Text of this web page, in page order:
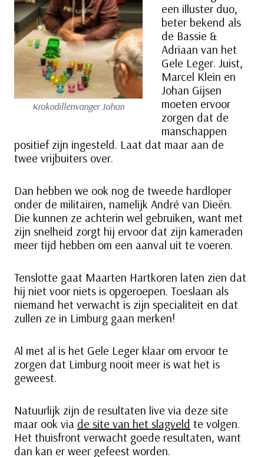
Krokodillenvanger Johan
een illuster duo,
beter bekend als
de Bassie &
Adriaan van het
Gele Leger. Juist,
Marcel Klein en
Johan Gijsen
moeten ervoor
zorgen dat de
manschappen
positief zijn ingesteld. Laat dat maar aan de
twee vrijbuiters over.
Dan hebben we ook nog de tweede hardloper
onder de militairen, namelijk André van Dieën.
Die kunnen ze achterin wel gebruiken, want met
zijn snelheid zorgt hij ervoor dat zijn kameraden
meer tijd hebben om een aanval uit te voeren.
Tenslotte gaat Maarten Hartkoren laten zien dat
hij niet voor niets is opgeroepen. Toeslaan als
niemand het verwacht is zijn specialiteit en dat
zullen ze in Limburg gaan merken!
Al met al is het Gele Leger klaar om ervoor te
zorgen dat Limburg nooit meer is wat het is
geweest.
Natuurlijk zijn de resultaten live via deze site
maar ook via de site van het slagveld te volgen.
Het thuisfront verwacht goede resultaten, want
dan kan er weer gefeest worden.